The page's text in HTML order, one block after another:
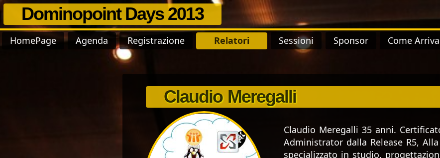
Dominopoint Days 2013
HomePage Agenda Registrazione Relatori Sessioni Sponsor Come
Claudio Meregalli
Claudio Meregalli 35 anni.
Administrator dalla Release R5, Alla
specializzato in studio,